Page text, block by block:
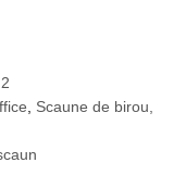
, Scaune de birou,